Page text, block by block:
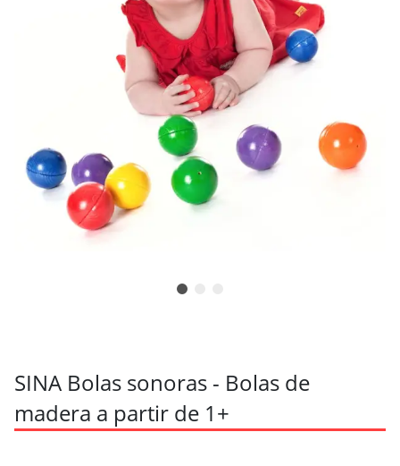
SINA Bolas sonoras - Bolas de
madera a partir de 1+